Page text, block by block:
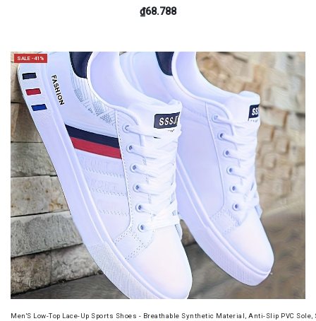
₫68.788
SALE -41%
Men'S Low-Top Lace-Up Sports Shoes - Breathable Synthetic Material, Anti-Slip PVC